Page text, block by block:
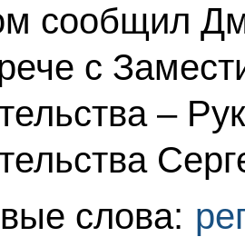
сообщил
с
–
слова: